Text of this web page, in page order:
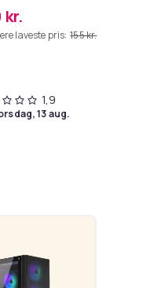
kr.
laveste pris: 155 kr.
1,9
13 aug.